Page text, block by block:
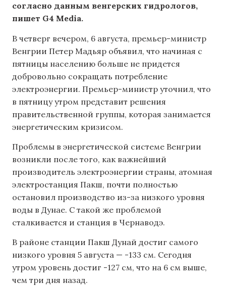
согласно данным венгерских гидрологов,
пишет G4 Media.
В четверг вечером, 6 августа, премьер-министр
Венгрии Петер Мадьяр объявил, что начиная с
пятницы населению больше не придется
добровольно сокращать потребление
электроэнергии. Премьер-министр уточнил, что
в пятницу утром представит решения
правительственной группы, которая занимается
энергетическим кризисом.
Проблемы в энергетической системе Венгрии
возникли после того, как важнейший
производитель электроэнергии страны, атомная
электростанция Пакш, почти полностью
остановил производство из-за низкого уровня
воды в Дунае. С такой же проблемой
сталкивается и станция в Чернаводэ.
В районе станции Пакш Дунай достиг самого
низкого уровня 5 августа — -133 см. Сегодня
утром уровень достиг -127 см, что на 6 см выше,
чем три дня назад.